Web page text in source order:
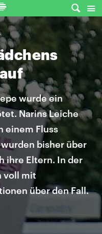
wurde ein
Narins Leiche
einem Fluss
bisher über
ihre Eltern. In der
voll mit
über den Fall.